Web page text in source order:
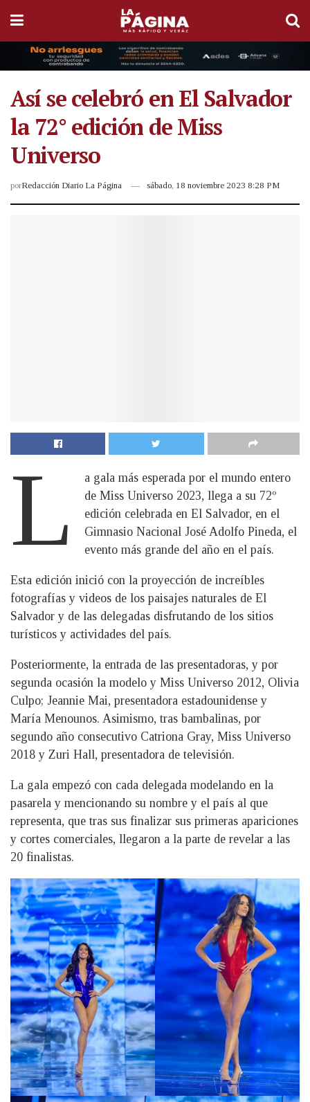
Así se celebró en El Salvador
la 72° edición de Miss
Universo
porRedacción Diario La Página sábado, 18 noviembre 2023 8:28 PM
L
a gala más esperada por el mundo entero
de Miss Universo 2023, llega a su 72º
edición celebrada en El Salvador, en el
Gimnasio Nacional José Adolfo Pineda, el
evento más grande del año en el país.
Esta edición inició con la proyección de increíbles
fotografías y videos de los paisajes naturales de El
Salvador y de las delegadas disfrutando de los sitios
turísticos y actividades del país.
Posteriormente, la entrada de las presentadoras, y por
segunda ocasión la modelo y Miss Universo 2012, Olivia
Culpo; Jeannie Mai, presentadora estadounidense y
María Menounos. Asimismo, tras bambalinas, por
segundo año consecutivo Catriona Gray, Miss Universo
2018 y Zuri Hall, presentadora de televisión.
La gala empezó con cada delegada modelando en la
pasarela y mencionando su nombre y el país al que
representa, que tras sus finalizar sus primeras apariciones
y cortes comerciales, llegaron a la parte de revelar a las
20 finalistas.